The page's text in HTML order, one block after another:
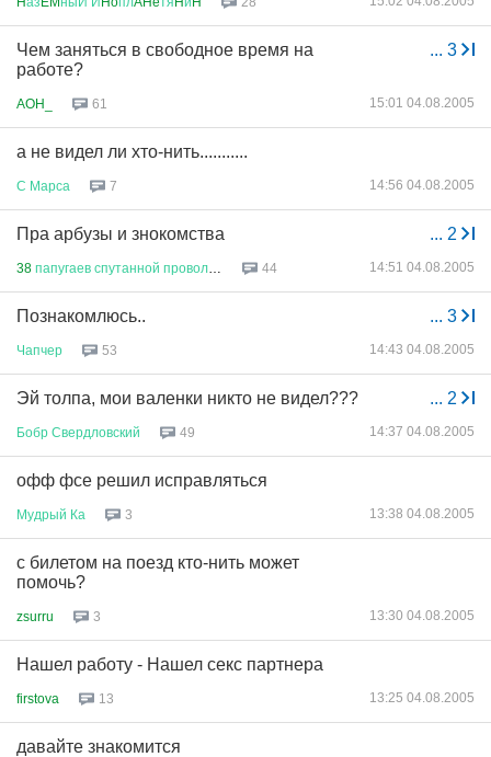
... 3
Чем заняться в свободное время на
работе?
AOH_ 61 15:01 04.08.2005
а не видел ли хто-нить...........
С Марса 7 14:56 04.08.2005
... 2
Пра арбузы и знокомства
38 папугаев спутанной проволок 44 14:51 04.08.2005
... 3
Познакомлюсь..
Чапчер 53 14:43 04.08.2005
... 2
Эй толпа, мои валенки никто не видел???
Бобр Свердловский 49 14:37 04.08.2005
офф фсе решил исправляться
Мудрый Ка 3 13:38 04.08.2005
с билетом на поезд кто-нить может
помочь?
zsurru 3 13:30 04.08.2005
Нашел работу - Нашел секс партнера
firstova 13 13:25 04.08.2005
давайте знакомится